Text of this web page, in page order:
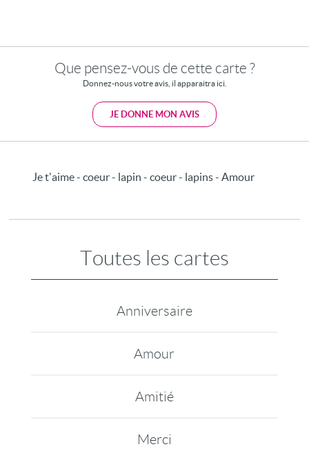
Que pensez-vous de cette carte ?
Donnez-nous votre avis, il apparaitra ici.
JE DONNE MON AVIS
Je t'aime - coeur - lapin - coeur - lapins - Amour
Toutes les cartes
Anniversaire
Amour
Amitié
Merci